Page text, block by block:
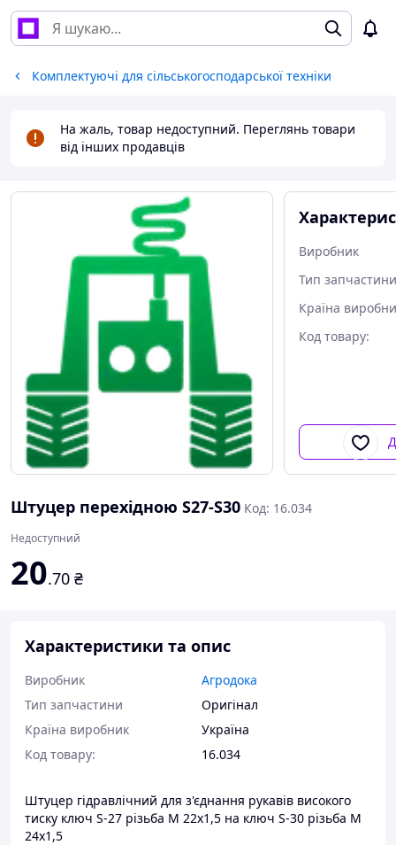
Комплектуючі для сільськогосподарської техніки
На жаль, товар недоступний. Переглянь товари
від інших продавців
Виробник
Тип запчастини
Країна
Код товару:
Штуцер перехідною S27-S30 Код: 16.034
Недоступний
20.70 ₴
Характеристики та опис
Виробник
Агродока
Тип запчастини
Оригінал
Країна виробник
Україна
Код товару:
16.034
Штуцер гідравлічний для з'єднання рукавів високого
тиску ключ S-27 різьба М 22х1,5 на ключ S-30 різьба М
24х1,5